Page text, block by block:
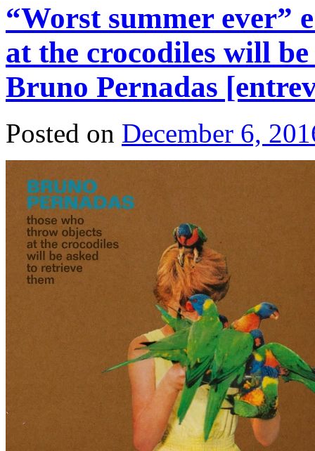
“Worst summer ever”
at the crocodiles will
Bruno Pernadas
Posted on December 6,